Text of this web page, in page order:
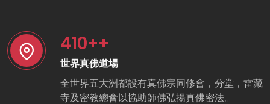
410++
世界真佛道場
全世界五大洲都設有真佛宗同修會，分堂，雷藏
寺及密教總會以協助師佛弘揚真佛密法。